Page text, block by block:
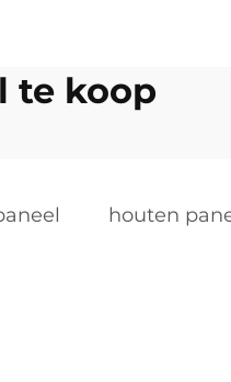
te koop
houten